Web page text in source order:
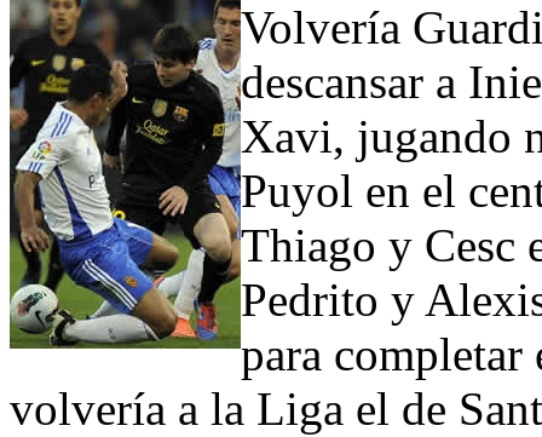
Volvería
descansar a
Xavi, jugando
Puyol en el
Thiago y Cesc
Pedrito y
para
volvería a la Liga el de